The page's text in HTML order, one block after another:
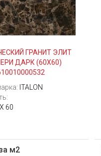
ГРАНИТ ЭЛИТ
ДАРК (60Х60)
ITALON
60
м2